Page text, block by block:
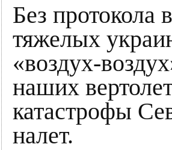
Без протокола
тяжелых
«воздух-
наших
катастрофы
налет.